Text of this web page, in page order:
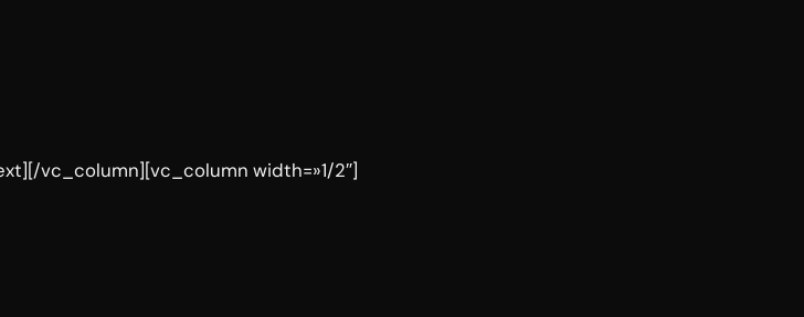
vc_column][vc_column width=»1/2″]